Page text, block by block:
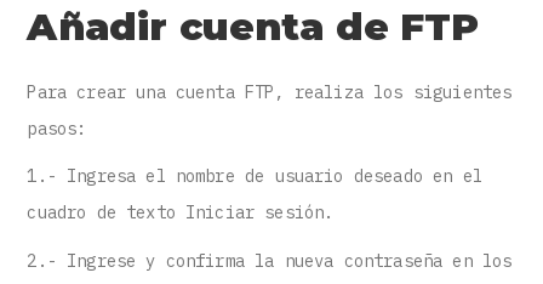
Añadir cuenta de FTP
Para crear una cuenta FTP, realiza los siguientes
pasos:
1.- Ingresa el nombre de usuario deseado en el
cuadro de texto Iniciar sesión.
2.- Ingrese y confirma la nueva contraseña en los